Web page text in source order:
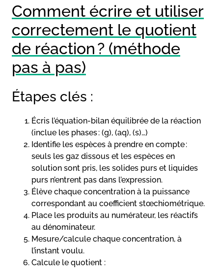
Comment écrire et utiliser
correctement le quotient
de réaction ? (méthode
pas à pas)
Étapes clés :
Écris l’équation-bilan équilibrée de la réaction
(inclue les phases : (g), (aq), (s)…)
Identifie les espèces à prendre en compte :
seuls les gaz dissous et les espèces en
solution sont pris, les solides purs et liquides
purs n’entrent pas dans l’expression.
Élève chaque concentration à la puissance
correspondant au coefficient stœchiométrique.
Place les produits au numérateur, les réactifs
au dénominateur.
Mesure/calcule chaque concentration, à
l’instant voulu.
Calcule le quotient :